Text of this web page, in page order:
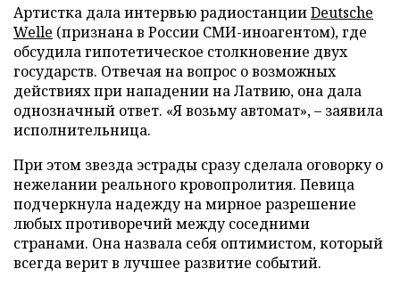
Артистка дала интервью радиостанцииDeutsche
Welle (признана в России СМИ-иноагентом), где
обсудила гипотетическое столкновение двух
государств. Отвечая на вопрос о возможных
действиях при нападении на Латвию, она дала
однозначный ответ. «Я возьму автомат», – заявила
исполнительница.
При этом звезда эстрады сразу сделала оговорку о
нежелании реального кровопролития. Певица
подчеркнула надежду на мирное разрешение
любых противоречий между соседними
странами. Она назвала себя оптимистом, который
всегда верит в лучшее развитие событий.